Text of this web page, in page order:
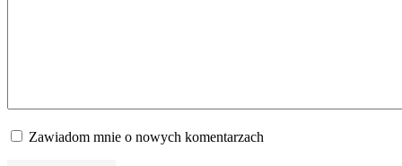
Zawiadom mnie o nowych komentarzach